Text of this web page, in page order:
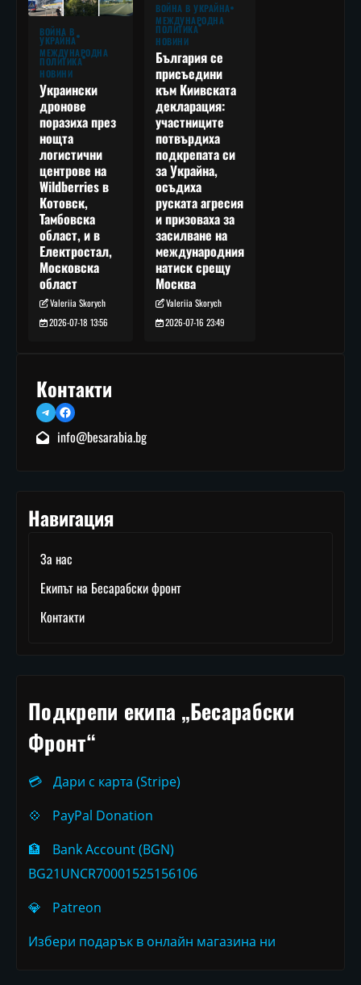
ВОЙНА В
УКРАЙНА
МЕЖДУНАРОДНА
ПОЛИТИКА
НОВИНИ
Украински
дронове
поразиха през
нощта
логистични
центрове на
Wildberries в
Котовск,
Тамбовска
област, и в
Електростал,
Московска
област
Valeriia Skorych
2026-07-18 13:56
ВОЙНА В УКРАЙНА
МЕЖДУНАРОДНА
ПОЛИТИКА
НОВИНИ
България се
присъедини
към Киивската
декларация:
участниците
потвърдиха
подкрепата си
за Украйна,
осъдиха
руската агресия
и призоваха за
засилване на
международния
натиск срещу
Москва
Valeriia Skorych
2026-07-16 23:49
Контакти
TelegramFacebook
info@besarabia.bg
Навигация
За нас
Екипът на Бесарабски фронт
Контакти
Подкрепи екипа „Бесарабски
Фронт“
💳
Дари с карта (Stripe)
💠
PayPal Donation
🏦
Bank Account (BGN)
BG21UNCR70001525156106
💎
Patreon
Избери подарък в онлайн магазина ни